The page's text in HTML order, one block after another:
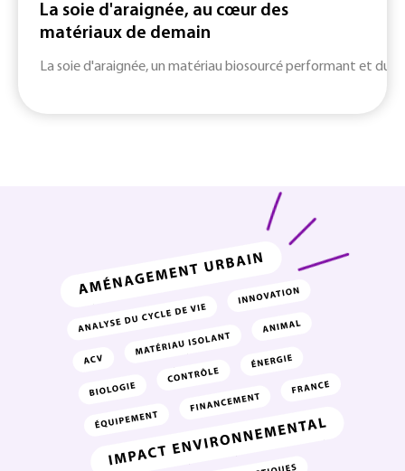
La soie d'araignée, au cœur des
matériaux de demain
La soie d'araignée, un matériau biosourcé performant et